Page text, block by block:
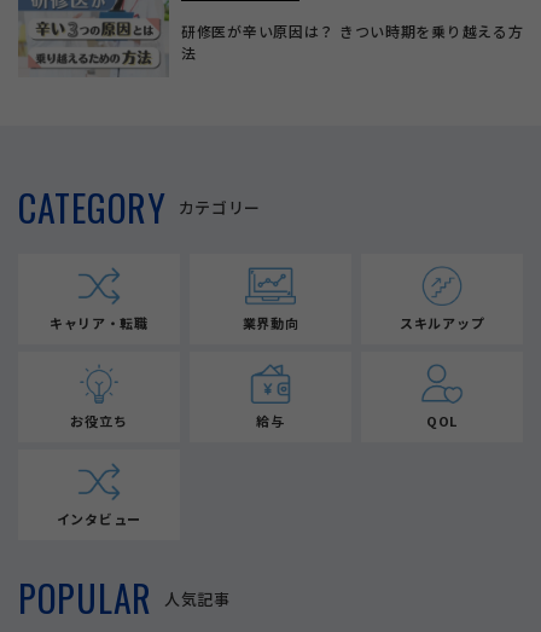
研修医が辛い原因は？ きつい時期を乗り越える方
法
CATEGORY カテゴリー
キャリア・転職 業界動向 スキルアップ
お役立ち 給与 QOL
インタビュー
POPULAR 人気記事